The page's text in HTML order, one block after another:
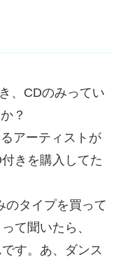
、CDのみってい
？
アーティストが
きを購入してた
のタイプを買って
て聞いたら、
す。あ、ダンス